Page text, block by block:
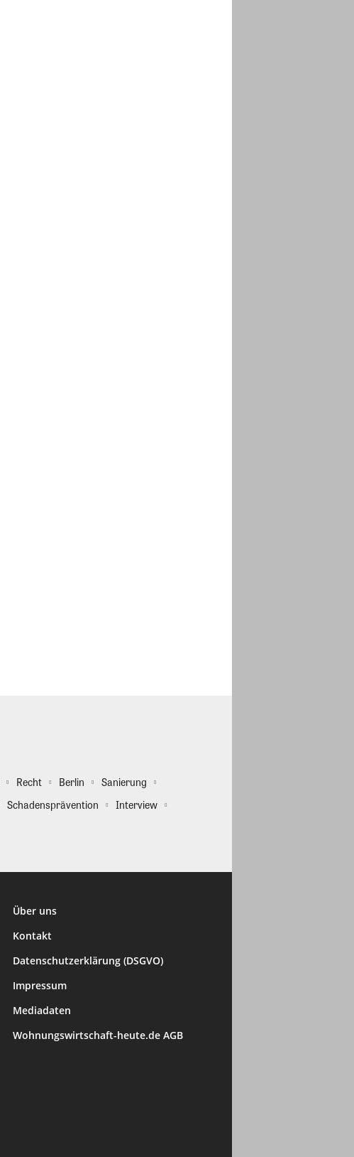
Recht Berlin
Sanierung
Schadensprävention
Interview
Über uns
Kontakt
Datenschutzerklärung (DSGVO)
Impressum
Mediadaten
Wohnungswirtschaft-heute.de AGB